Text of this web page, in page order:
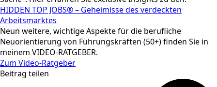
HIDDEN TOP JOBS® – Geheimisse des verdeckten
Arbeitsmarktes
Neun weitere, wichtige Aspekte für die berufliche
Neuorientierung von Führungskräften (50+) finden Sie in
meinem VIDEO-RATGEBER.
Zum Video-Ratgeber
Beitrag teilen